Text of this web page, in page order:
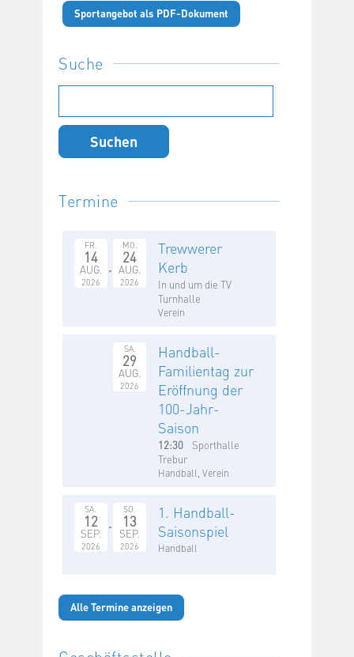
Sportangebot als PDF-Dokument
Suche
nach:
Termine
FR.
14
AUG.
2026
MO.
24
AUG.
2026
Trewwerer
Kerb
In und um die TV
Turnhalle
Verein
SA.
29
AUG.
2026
Handball-
Familientag zur
Eröffnung der
100-Jahr-
Saison
12:30
Sporthalle
Trebur
Handball, Verein
SA.
12
SEP.
2026
SO.
13
SEP.
2026
1. Handball-
Saisonspiel
Handball
Alle Termine anzeigen